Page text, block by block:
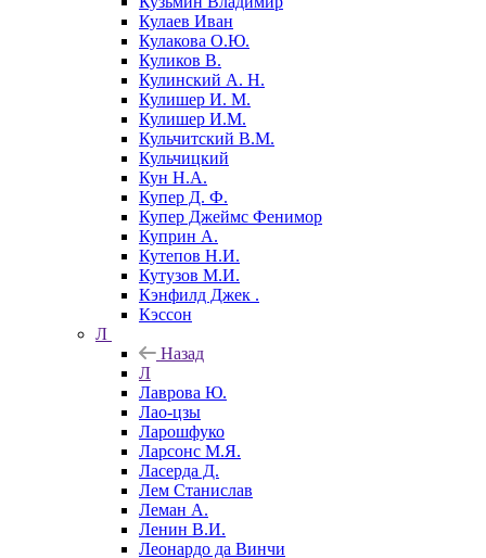
Кулаев Иван
Кулакова О.Ю.
Куликов В.
Кулинский А. Н.
Кулишер И. М.
Кулишер И.М.
Кульчитский В.М.
Кульчицкий
Кун Н.А.
Купер Д. Ф.
Купер Джеймс Фенимор
Куприн А.
Кутепов Н.И.
Кутузов М.И.
Кэнфилд Джек .
Кэссон
Л
Назад
Л
Лаврова Ю.
Лао-цзы
Ларошфуко
Ларсонс М.Я.
Ласерда Д.
Лем Станислав
Леман А.
Ленин В.И.
Леонардо да Винчи